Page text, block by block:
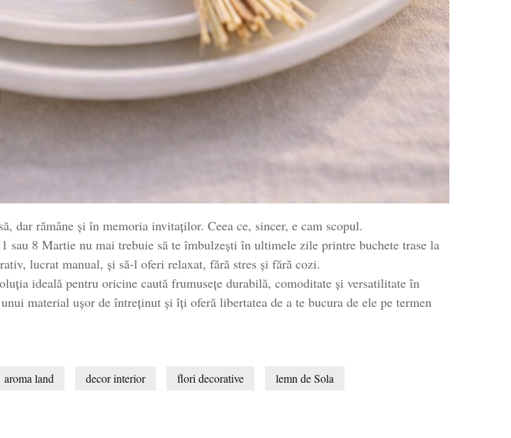
dar rămâne și în memoria invitaților. Ceea ce, sincer, e cam scopul.
sau 8 Martie nu mai trebuie să te îmbulzești în ultimele zile printre buchete trase la
lucrat manual, și să-l oferi relaxat, fără stres și fără cozi.
ideală pentru oricine caută frumusețe durabilă, comoditate și versatilitate în
material ușor de întreținut și îți oferă libertatea de a te bucura de ele pe termen
aroma land decor interior flori decorative lemn de Sola